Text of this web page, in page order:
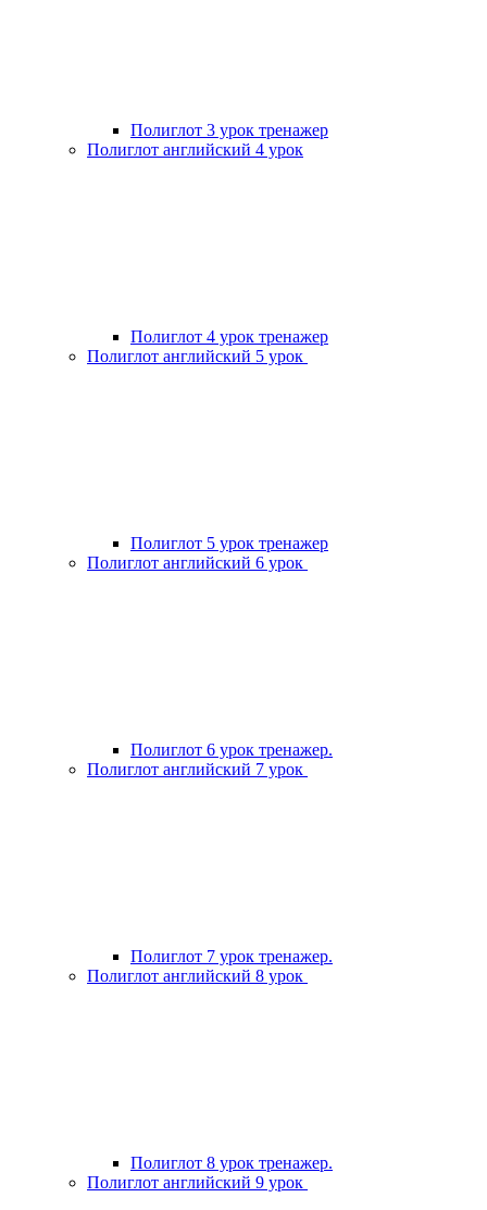
Полиглот 3 урок тренажер
Полиглот английский 4 урок
Полиглот 4 урок тренажер
Полиглот английский 5 урок
Полиглот 5 урок тренажер
Полиглот английский 6 урок
Полиглот 6 урок тренажер.
Полиглот английский 7 урок
Полиглот 7 урок тренажер.
Полиглот английский 8 урок
Полиглот 8 урок тренажер.
Полиглот английский 9 урок